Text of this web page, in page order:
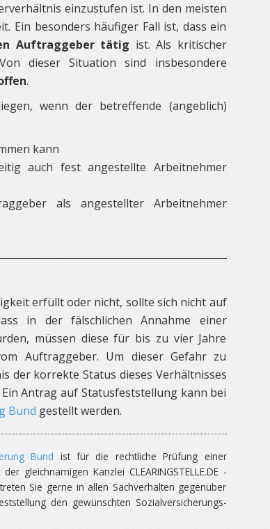
einzustufen ist. In den meisten
Ein besonders häufiger Fall ist, dass ein
Auftraggeber tätig ist. Als kritischer
dieser Situation sind insbesondere
.
wenn der betreffende (angeblich)
kann
auch fest angestellte Arbeitnehmer
als angestellter Arbeitnehmer
erfüllt oder nicht, sollte sich nicht auf
in der fälschlichen Annahme einer
müssen diese für bis zu vier Jahre
Auftraggeber. Um dieser Gefahr zu
der korrekte Status dieses Verhältnisses
Antrag auf Statusfeststellung kann bei
Bund gestellt werden.
Bund ist für die rechtliche Prüfung einer
gleichnamigen Kanzlei CLEARINGSTELLE.DE -
Sie gerne in allen Sachverhalten gegenüber
den gewünschten Sozialversicherungs-